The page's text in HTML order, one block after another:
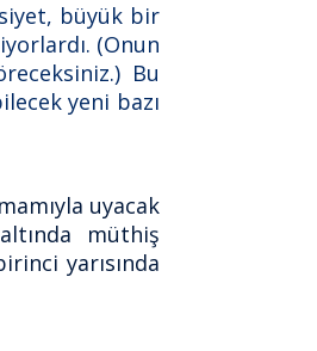
büyük bir
(Onun
Bu
yeni bazı
uyacak
müthiş
yarısında